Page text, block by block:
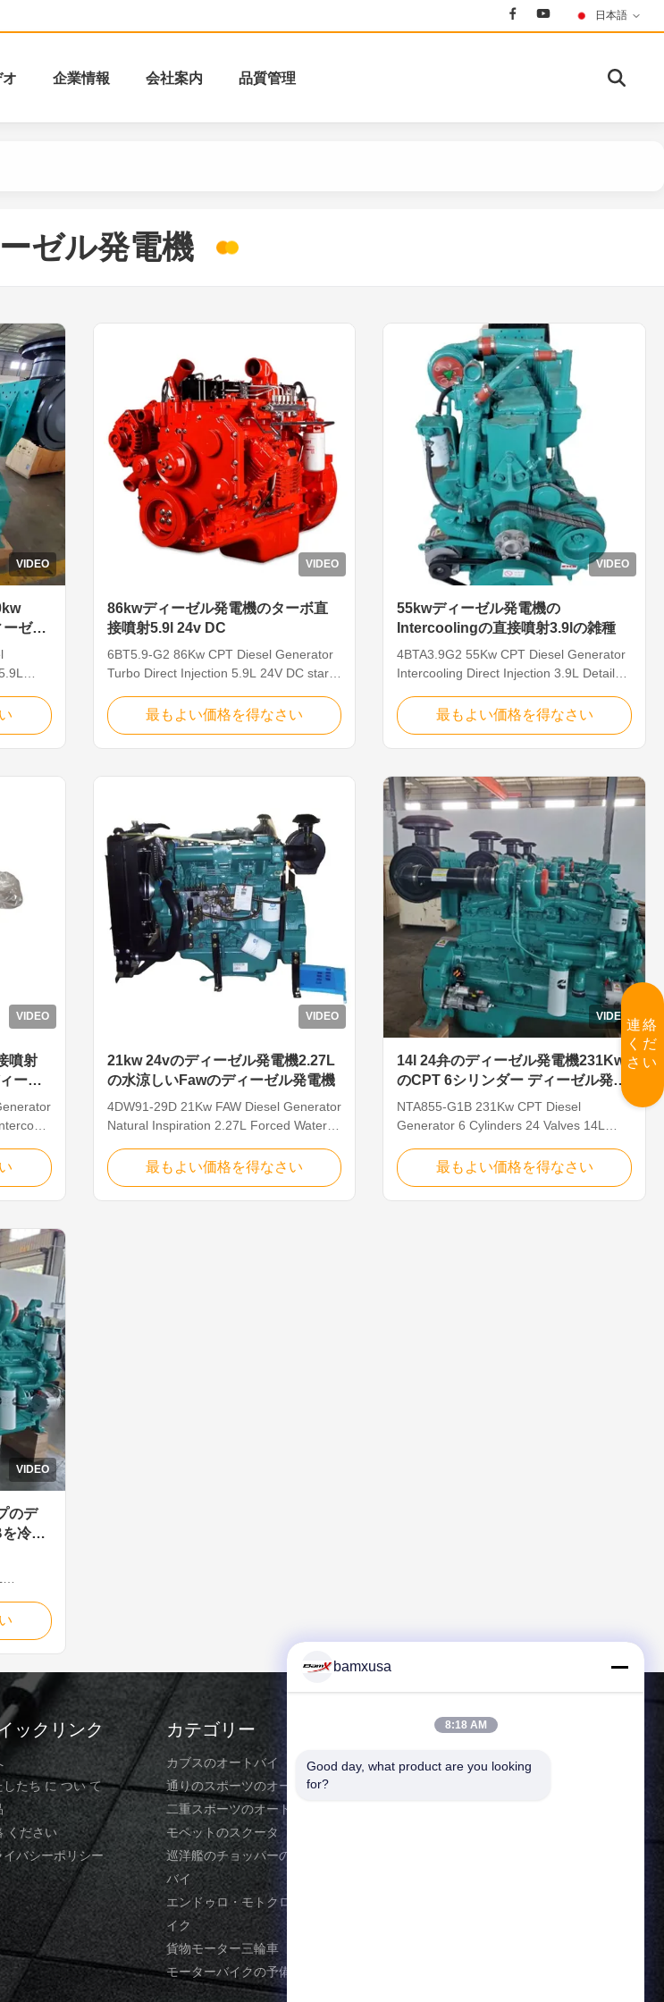
日本語
オ 企業情報 会社案内 品質管理
連絡
くだ
さい
ゼル発電機
VIDEO
ゼル
VIDEO
86kwディーゼル発電機のターボ直
接噴射5.9l 24v DC
6BT5.9-G2 86Kw CPT Diesel Generator
Turbo Direct Injection 5.9L 24V DC start
Oil capacity(L): 16.4 Model: 6BTAA5.9-
G2 Oil pressure: 345 Cylinder
arrangement: L type Oil temperature:
最もよい価格を得なさい
VIDEO
55kwディーゼル発電機の
Intercoolingの直接噴射3.9lの雑種
4BTA3.9G2 55Kw CPT Diesel Generator
Intercooling Direct Injection 3.9L Details:
capacity(L): 9 Model: 6BTAA5.9-G2 Oil
pressure: 345 Cylinder arrangement: L
type Oil temperature: 121 Displacement:
4 Cooling mode: Forced water ...
最もよい価格を得なさい
VIDEO
噴射
ーゼ
Oil
L
VIDEO
21kw 24vのディーゼル発電機2.27L
の水涼しいFawのディーゼル発電機
4DW91-29D 21Kw FAW Diesel Generator
Natural Inspiration 2.27L Forced Water
FAW Oil capacity(L): 9 Model: 4DW91-
29D Oil pressure: 345 Cylinder
arrangement: L type Oil temperature:
最もよい価格を得なさい
VIDEO
14l 24弁のディーゼル発電機231Kw
のCPT 6シリンダー ディーゼル発電
機
NTA855-G1B 231Kw CPT Diesel
Generator 6 Cylinders 24 Valves 14L
Brand: CPT Gear ratio: 32:1 Model:
NTA855-G1B Idle speed: 800r/min
Cylinder arrangement: L type / in-line
最もよい価格を得なさい
VIDEO
のデ
冷却
type
8.3L
6
ックリンク
したち に つい て
ください
イバシーポリシー
カテゴリー
カブスのオートバイ
通りのスポーツのオートバイ
二重スポーツのオートバイ
モペットのスクータ
巡洋艦のチョッパーのオート
バイ
エンドゥロ・モトクロス・バ
イク
貨物モーター三輪車
モーターバイクの予備品
連絡 ください
電話番号: 86-23-67898320
bamxusa
8:18 AM
Good day, what product are you looking
for?